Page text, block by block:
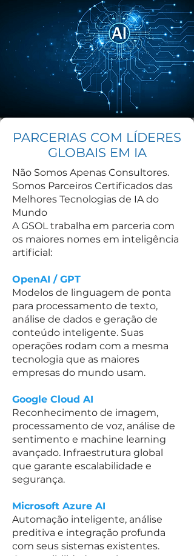
PARCERIAS COM LÍDERES
GLOBAIS EM IA
Não Somos Apenas Consultores.
Somos Parceiros Certificados das
Melhores Tecnologias de IA do
Mundo
A GSOL trabalha em parceria com
os maiores nomes em inteligência
artificial:
OpenAI / GPT
Modelos de linguagem de ponta
para processamento de texto,
análise de dados e geração de
conteúdo inteligente. Suas
operações rodam com a mesma
tecnologia que as maiores
empresas do mundo usam.
Google Cloud AI
Reconhecimento de imagem,
processamento de voz, análise de
sentimento e machine learning
avançado. Infraestrutura global
que garante escalabilidade e
segurança.
Microsoft Azure AI
Automação inteligente, análise
preditiva e integração profunda
com seus sistemas existentes.